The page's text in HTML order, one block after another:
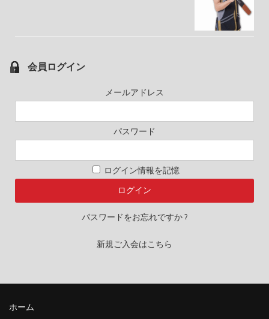
会員ログイン
メールアドレス
パスワード
ログイン情報を記憶
パスワードをお忘れですか ?
新規ご入会はこちら
ホーム